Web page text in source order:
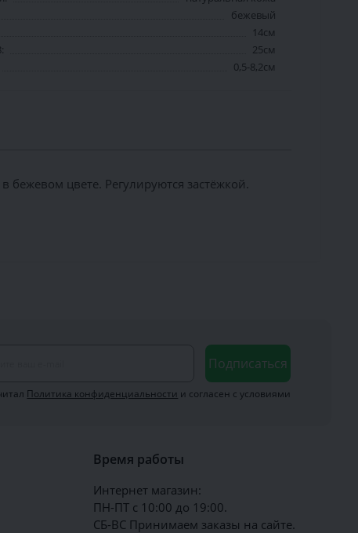
бежевый
14см
25см
0,5-8,2см
цвете. Регулируются застёжкой.
Подписаться
Политика конфиденциальности и согласен с условиями
Время работы
Интернет магазин:
ПН-ПТ с 10:00 до 19:00.
СБ-ВС Принимаем заказы на сайте.